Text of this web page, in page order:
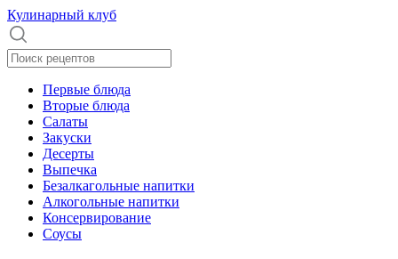
Кулинарный клуб
Первые блюда
Вторые блюда
Салаты
Закуски
Десерты
Выпечка
Безалкагольные напитки
Алкогольные напитки
Консервирование
Соусы